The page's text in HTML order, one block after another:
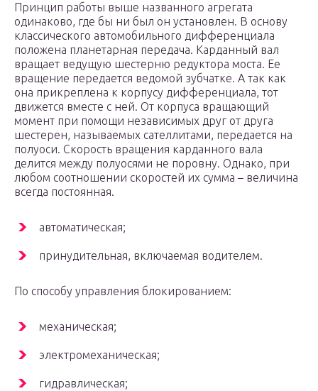
Принцип работы выше названного агрегата
одинаково, где бы ни был он установлен. В основу
классического автомобильного дифференциала
положена планетарная передача. Карданный вал
вращает ведущую шестерню редуктора моста. Ее
вращение передается ведомой зубчатке. А так как
она прикреплена к корпусу дифференциала, тот
движется вместе с ней. От корпуса вращающий
момент при помощи независимых друг от друга
шестерен, называемых сателлитами, передается на
полуоси. Скорость вращения карданного вала
делится между полуосями не поровну. Однако, при
любом соотношении скоростей их сумма – величина
всегда постоянная.
автоматическая;
принудительная, включаемая водителем.
По способу управления блокированием:
механическая;
электромеханическая;
гидравлическая;